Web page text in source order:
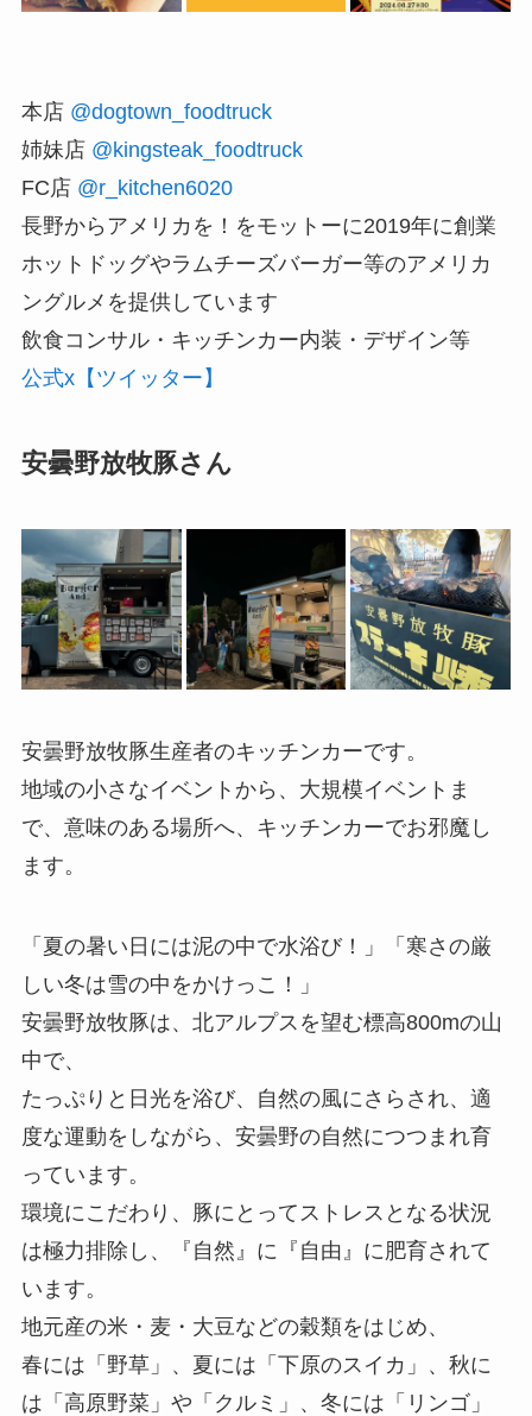
本店 @dogtown_foodtruck
姉妹店 @kingsteak_foodtruck
FC店 @r_kitchen6020
長野からアメリカを！をモットーに2019年に創業
ホットドッグやラムチーズバーガー等のアメリカ
ングルメを提供しています
飲食コンサル・キッチンカー内装・デザイン等
公式x【ツイッター】
安曇野放牧豚さん
安曇野放牧豚生産者のキッチンカーです。
地域の小さなイベントから、大規模イベントま
で、意味のある場所へ、キッチンカーでお邪魔し
ます。
「夏の暑い日には泥の中で水浴び！」「寒さの厳
しい冬は雪の中をかけっこ！」
安曇野放牧豚は、北アルプスを望む標高800mの山
中で、
たっぷりと日光を浴び、自然の風にさらされ、適
度な運動をしながら、安曇野の自然につつまれ育
っています。
環境にこだわり、豚にとってストレスとなる状況
は極力排除し、『自然』に『自由』に肥育されて
います。
地元産の米・麦・大豆などの穀類をはじめ、
春には「野草」、夏には「下原のスイカ」、秋に
は「高原野菜」や「クルミ」、冬には「リンゴ」